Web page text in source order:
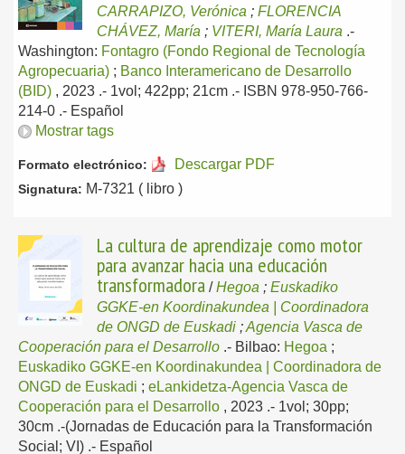
CARRAPIZO, Verónica ; FLORENCIA
CHÁVEZ, María ; VITERI, María Laura .-
Washington: Fontagro (Fondo Regional de Tecnología
Agropecuaria) ; Banco Interamericano de Desarrollo
(BID) , 2023 .- 1vol; 422pp; 21cm .- ISBN 978-950-766-
214-0 .- Español
Mostrar tags
Formato electrónico: Descargar PDF
Signatura: M-7321 ( libro )
La cultura de aprendizaje como motor
para avanzar hacia una educación
transformadora /Hegoa ; Euskadiko
GGKE-en Koordinakundea | Coordinadora
de ONGD de Euskadi ;Agencia Vasca de
Cooperación para el Desarrollo .- Bilbao: Hegoa ;
Euskadiko GGKE-en Koordinakundea | Coordinadora de
ONGD de Euskadi ; eLankidetza-Agencia Vasca de
Cooperación para el Desarrollo , 2023 .- 1vol; 30pp;
30cm .-(Jornadas de Educación para la Transformación
Social; VI) .- Español